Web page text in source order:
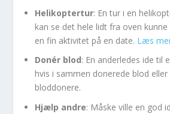
Helikoptertur: En tur i en
kan se det hele lidt fra oven
en fin aktivitet på en date. Læs
Donér blod: En anderledes ide til
hvis i sammen donerede blod
bloddonere.
Hjælp andre: Måske ville en god